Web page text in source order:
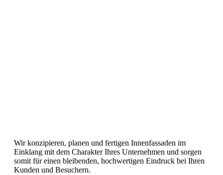
Wir konzipieren, planen und fertigen Innenfassaden im
Einklang mit dem Charakter Ihres Unternehmen und sorgen
somit für einen bleibenden, hochwertigen Eindruck bei Ihren
Kunden und Besuchern.